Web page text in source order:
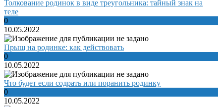
Толкование родинок в виде треугольника: тайный знак на
теле
0
10.05.2022
Прыщ на родинке: как действовать
0
10.05.2022
Что будет если содрать или поранить родинку
0
10.05.2022